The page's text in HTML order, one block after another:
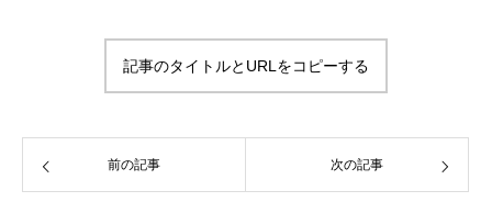
記事のタイトルとURLをコピーする
前の記事 次の記事